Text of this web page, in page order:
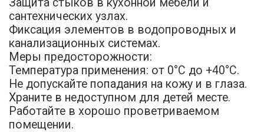
сантехнических узлах.
Фиксация элементов в водопроводных и
канализационных системах.
Меры предосторожности:
Температура применения: от 0°С до +40°С.
Не допускайте попадания на кожу и в глаза.
Храните в недоступном для детей месте.
Работайте в хорошо проветриваемом
помещении.